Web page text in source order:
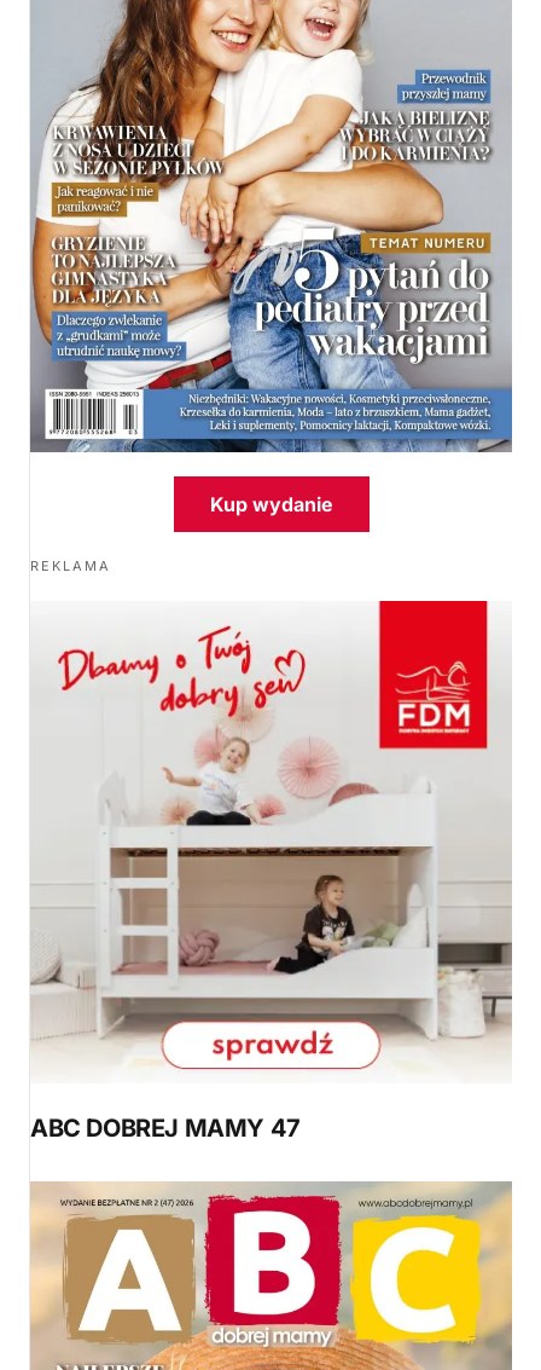
Kup wydanie
REKLAMA
ABC DOBREJ MAMY 47